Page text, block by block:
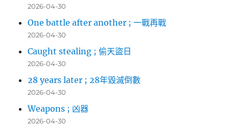
2026-04-30
One battle after another ; 一戰再戰
2026-04-30
Caught stealing ; 偷天盜日
2026-04-30
28 years later ; 28年毀滅倒數
2026-04-30
Weapons ; 凶器
2026-04-30